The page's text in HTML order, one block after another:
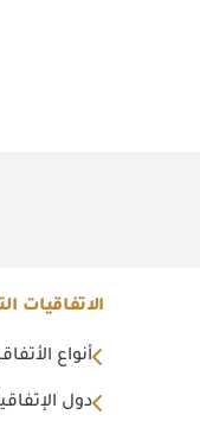
الاتفاقيات
أنواع
دول